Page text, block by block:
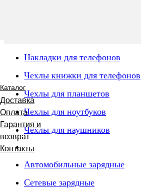
Каталог
Доставка
Оплата
Гарантия и
возврат
Контакты
Накладки для телефонов
Чехлы книжки для телефонов
Чехлы для планшетов
Чехлы для ноутбуков
Чехлы для наушников
Автомобильные зарядные
Сетевые зарядные